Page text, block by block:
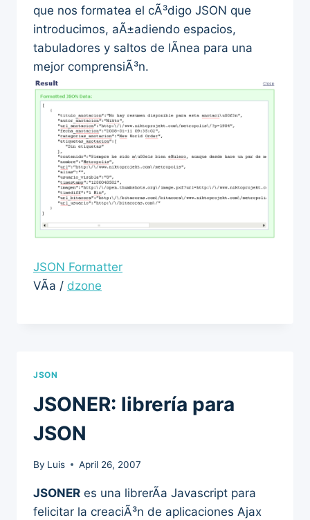
que nos formatea el cÃ³digo JSON que
introducimos, aÃ±adiendo espacios,
tabuladores y saltos de lÃ­nea para una
mejor comprensiÃ³n.
JSON Formatter
VÃ­a / dzone
JSON
JSONER: librería para
JSON
By Luis April 26, 2007
JSONER es una librerÃ­a Javascript para
felicitar la creaciÃ³n de aplicaciones Ajax